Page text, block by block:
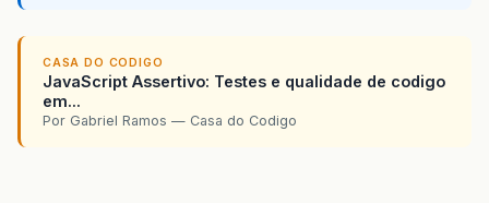
CASA DO CODIGO
JavaScript Assertivo: Testes e qualidade de codigo
em...
Por Gabriel Ramos — Casa do Codigo